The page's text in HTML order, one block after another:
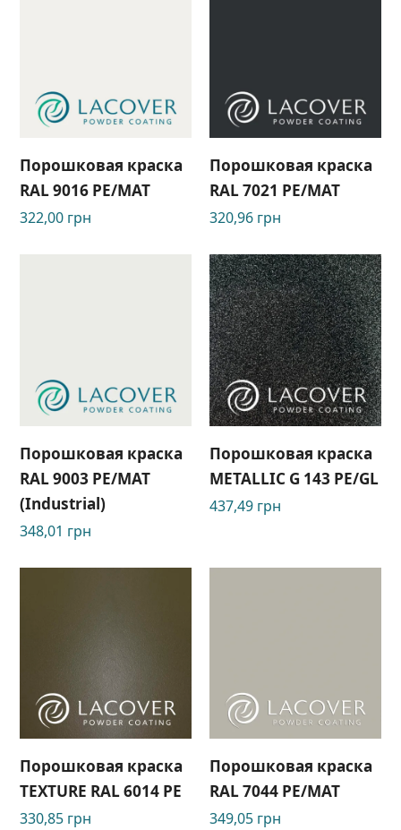
Порошковая краска
RAL 9016 PE/МАТ
322,00 грн
Порошковая краска
RAL 7021 PЕ/МАТ
320,96 грн
Порошковая краска
RAL 9003 PE/МАТ
(Industrial)
348,01 грн
Порошковая краска
METALLIC G 143 PE/GL
437,49 грн
Порошковая краска
TEXTURE RAL 6014 РЕ
330,85 грн
Порошковая краска
RAL 7044 PE/MAT
349,05 грн